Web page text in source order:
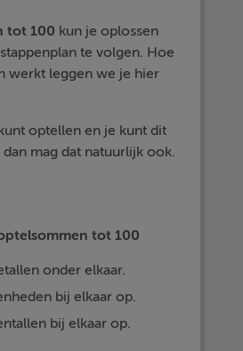
tot 100 kun je oplossen
te volgen. Hoe
werkt leggen we je hier
optellen en je kunt dit
mag dat natuurlijk ook.
tot 100
onder elkaar.
bij elkaar op.
bij elkaar op.